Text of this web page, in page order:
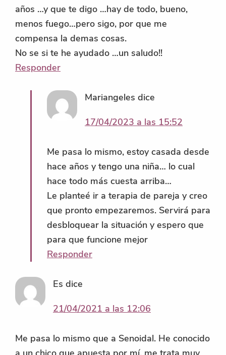
años …y que te digo …hay de todo, bueno,
menos fuego…pero sigo, por que me
compensa la demas cosas.
No se si te he ayudado …un saludo!!
Responder
Mariangeles dice
17/04/2023 a las 15:52
Me pasa lo mismo, estoy casada desde
hace años y tengo una niña… lo cual
hace todo más cuesta arriba…
Le planteé ir a terapia de pareja y creo
que pronto empezaremos. Servirá para
desbloquear la situación y espero que
para que funcione mejor
Responder
Es dice
21/04/2021 a las 12:06
Me pasa lo mismo que a Senoidal. He conocido